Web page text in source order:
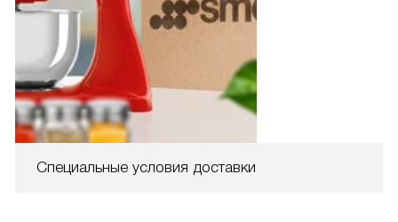
Специальные условия доставки